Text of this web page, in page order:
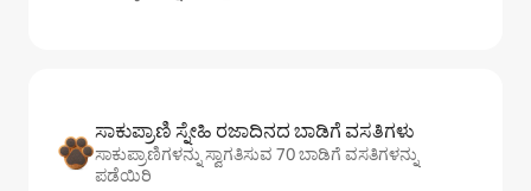
ಸಾಕುಪ್ರಾಣಿ ಸ್ನೇಹಿ ರಜಾದಿನದ ಬಾಡಿಗೆ ವಸತಿಗಳು
ಸಾಕುಪ್ರಾಣಿಗಳನ್ನು ಸ್ವಾಗತಿಸುವ 70 ಬಾಡಿಗೆ ವಸತಿಗಳನ್ನು
ಪಡೆಯಿರಿ